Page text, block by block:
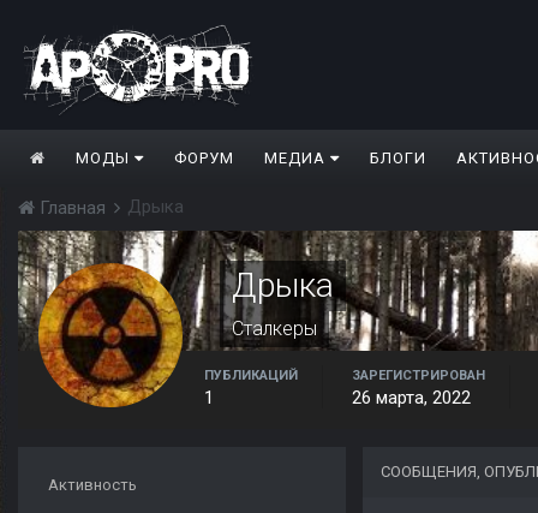
МОДЫ ФОРУМ МЕДИА БЛОГИ
Главная Дрыка
Дрыка
Сталкеры
ПУБЛИКАЦИЙ
1
ЗАРЕГИСТРИРОВАН
26 марта, 2022
Активность
СООБЩЕНИЯ,